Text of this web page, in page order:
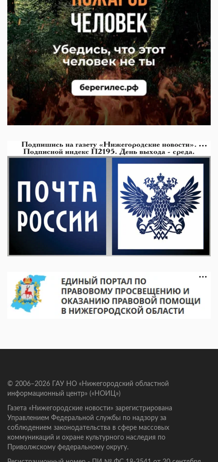
© 2006–2026 ГАУ НО «Нижегородский областной
информационный центр» («НОИЦ»)
Газета «Нижегородские новости» зарегистрирована
Управлением Федеральной службы по надзору за
соблюдением законодательства в сфере массовых
коммуникаций и охране культурного наследия по
Приволжскому федеральному округу.